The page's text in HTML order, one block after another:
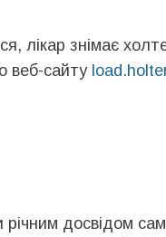
лікар знімає
веб-сайту
річним досвідом